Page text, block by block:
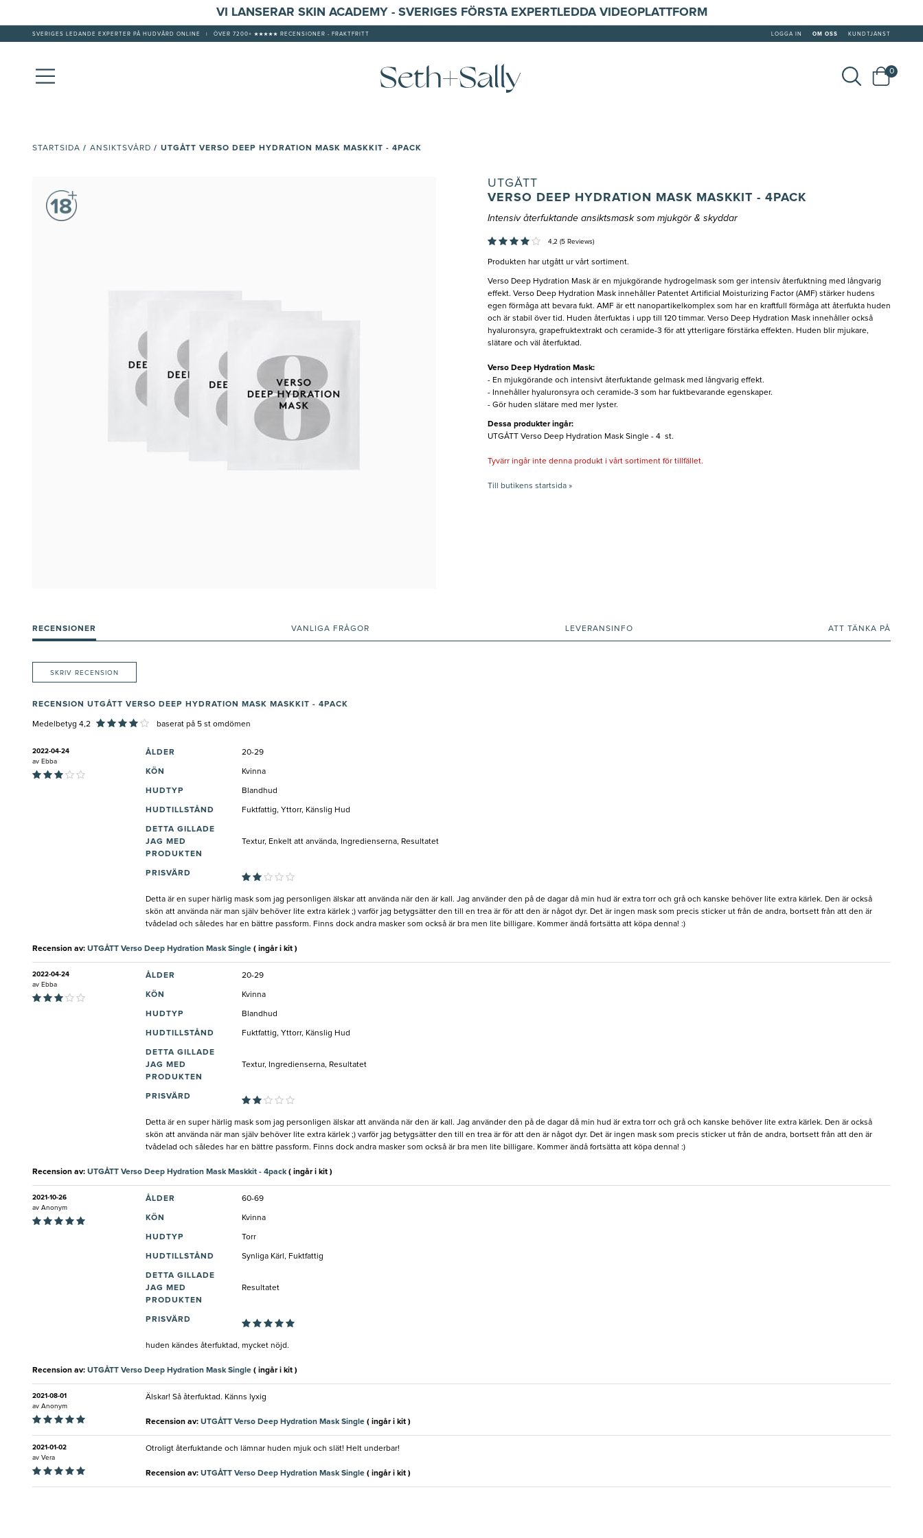
VI LANSERAR SKIN ACADEMY - SVERIGES FÖRSTA EXPERTLEDDA VIDEOPLATTFORM
SVERIGES LEDANDE EXPERTER PÅ HUDVÅRD ONLINE ÖVER 7200+ ★★★★★ RECENSIONER - FRAKTFRITT LOGGA IN OM OSS KUNDTJÄNST
0
STARTSIDA / ANSIKTSVÅRD / UTGÅTT VERSO DEEP HYDRATION MASK MASKKIT - 4PACK
UTGÅTT
VERSO DEEP HYDRATION MASK MASKKIT - 4PACK
Intensiv återfuktande ansiktsmask som mjukgör & skyddar
4,2 (5 Reviews)
Produkten har utgått ur vårt sortiment.
Verso Deep Hydration Mask är en mjukgörande hydrogelmask som ger intensiv återfuktning med långvarig
effekt. Verso Deep Hydration Mask innehåller Patentet Artificial Moisturizing Factor (AMF) stärker hudens
egen förmåga att bevara fukt. AMF är ett nanopartikelkomplex som har en kraftfull förmåga att återfukta huden
och är stabil över tid. Huden återfuktas i upp till 120 timmar. Verso Deep Hydration Mask innehåller också
hyaluronsyra, grapefruktextrakt och ceramide-3 för att ytterligare förstärka effekten. Huden blir mjukare,
slätare och väl återfuktad.
Verso Deep Hydration Mask:
- En mjukgörande och intensivt återfuktande gelmask med långvarig effekt.
- Innehåller hyaluronsyra och ceramide-3 som har fuktbevarande egenskaper.
- Gör huden slätare med mer lyster.
Dessa produkter ingår:
UTGÅTT Verso Deep Hydration Mask Single - 4 st.
Tyvärr ingår inte denna produkt i vårt sortiment för tillfället.
Till butikens startsida »
RECENSIONER VANLIGA FRÅGOR LEVERANSINFO ATT TÄNKA PÅ
SKRIV RECENSION
RECENSION UTGÅTT VERSO DEEP HYDRATION MASK MASKKIT - 4PACK
Medelbetyg 4,2 baserat på 5 st omdömen
2022-04-24
av Ebba
ÅLDER 20-29
KÖN Kvinna
HUDTYP Blandhud
HUDTILLSTÅND Fuktfattig, Yttorr, Känslig Hud
DETTA GILLADE
JAG MED
PRODUKTEN
Textur, Enkelt att använda, Ingredienserna, Resultatet
PRISVÄRD
Detta är en super härlig mask som jag personligen älskar att använda när den är kall. Jag använder den på de dagar då min hud är extra torr och grå och kanske behöver lite extra kärlek. Den är också
skön att använda när man själv behöver lite extra kärlek ;) varför jag betygsätter den till en trea är för att den är något dyr. Det är ingen mask som precis sticker ut från de andra, bortsett från att den är
tvådelad och således har en bättre passform. Finns dock andra masker som också är bra men lite billigare. Kommer ändå fortsätta att köpa denna! :)
Recension av: UTGÅTT Verso Deep Hydration Mask Single ( ingår i kit )
2022-04-24
av Ebba
ÅLDER 20-29
KÖN Kvinna
HUDTYP Blandhud
HUDTILLSTÅND Fuktfattig, Yttorr, Känslig Hud
DETTA GILLADE
JAG MED
PRODUKTEN
Textur, Ingredienserna, Resultatet
PRISVÄRD
Detta är en super härlig mask som jag personligen älskar att använda när den är kall. Jag använder den på de dagar då min hud är extra torr och grå och kanske behöver lite extra kärlek. Den är också
skön att använda när man själv behöver lite extra kärlek ;) varför jag betygsätter den till en trea är för att den är något dyr. Det är ingen mask som precis sticker ut från de andra, bortsett från att den är
tvådelad och således har en bättre passform. Finns dock andra masker som också är bra men lite billigare. Kommer ändå fortsätta att köpa denna! :)
Recension av: UTGÅTT Verso Deep Hydration Mask Maskkit - 4pack( ingår i kit )
2021-10-26
av Anonym
ÅLDER 60-69
KÖN Kvinna
HUDTYP Torr
HUDTILLSTÅND Synliga Kärl, Fuktfattig
DETTA GILLADE
JAG MED
PRODUKTEN
Resultatet
PRISVÄRD
huden kändes återfuktad, mycket nöjd.
Recension av: UTGÅTT Verso Deep Hydration Mask Single ( ingår i kit )
2021-08-01
av Anonym
Älskar! Så återfuktad. Känns lyxig
Recension av: UTGÅTT Verso Deep Hydration Mask Single ( ingår i kit )
2021-01-02
av Vera
Otroligt återfuktande och lämnar huden mjuk och slät! Helt underbar!
Recension av: UTGÅTT Verso Deep Hydration Mask Single ( ingår i kit )